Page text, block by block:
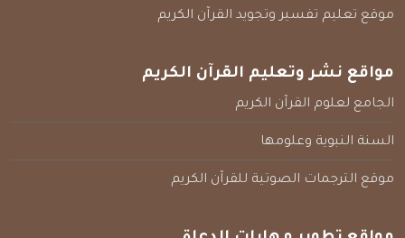
موقع تعليم تفسير وتجويد القرآن الكريم
مواقع نشر وتعليم القرآن الكريم
الجامع لعلوم القرآن الكريم
السنة النبوية وعلومها
موقع الترجمات الصوتية للقرآن الكريم